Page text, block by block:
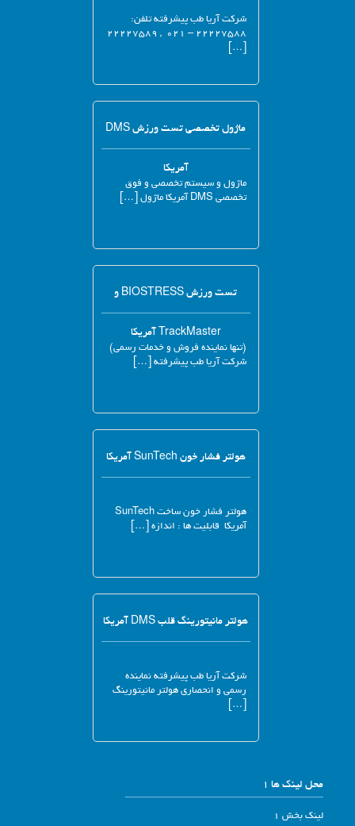
شرکت آریا طب پیشرفته تلفن:
۲۲۲۲۷۵۸۸ – ۰۲۱ , ۲۲۲۲۷۵۸۹
[…]
ماژول تخصصی تست ورزش DMS
آمریکا
ماژول و سیستم تخصصی و فوق
تخصصی DMS آمریکا ماژول […]
تست ورزش BIOSTRESS و
TrackMaster آمریکا
(تنها نماینده فروش و خدمات رسمی)
شرکت آریا طب پیشرفته […]
هولتر فشار خون SunTech آمریکا
هولتر فشار خون ساخت SunTech
آمریکا قابلیت ها : اندازه […]
هولتر مانیتورینگ قلب DMS آمریکا
شرکت آریا طب پیشرفته نماینده
رسمی و انحصاری هولتر مانیتورینگ
[…]
محل لینک ها 1
لینک بخش 1